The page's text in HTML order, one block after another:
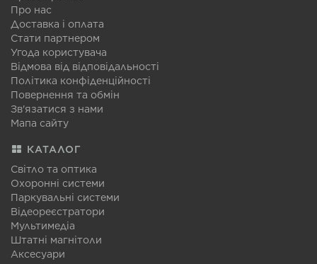
Про нас
Доставка і оплата
Стати партнером
Угода користувача
Відмова від відповідальності
Політика конфіденційності
Повернення та обмін
Зв'язатися з нами
Мапа сайту
КАТАЛОГ
Світло та оптика
Охоронні системи
Паркувальні системи
Відеореєстратори
Мультимедіа
Штатні магнітоли
Аксесуари